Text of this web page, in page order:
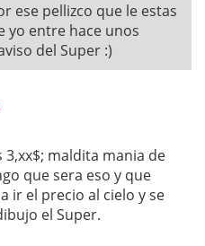
ese pellizco que le estas
yo entre hace unos
del Super :)
3,xx$; maldita mania de
que sera eso y que
ir el precio al cielo y se
el Super.